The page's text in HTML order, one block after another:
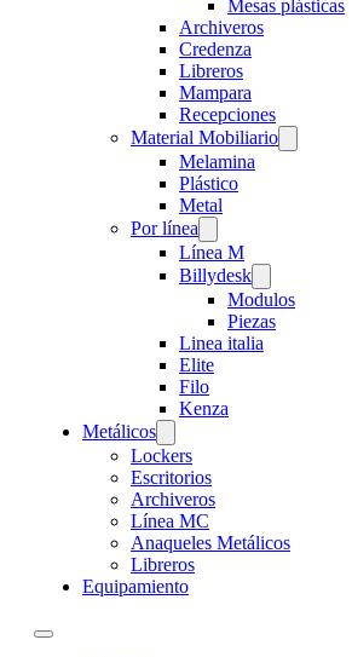
Mesas plásticas
Archiveros
Credenza
Libreros
Mampara
Recepciones
Material Mobiliario
Melamina
Plástico
Metal
Por línea
Línea M
Billydesk
Modulos
Piezas
Linea italia
Elite
Filo
Kenza
Metálicos
Lockers
Escritorios
Archiveros
Línea MC
Anaqueles Metálicos
Libreros
Equipamiento